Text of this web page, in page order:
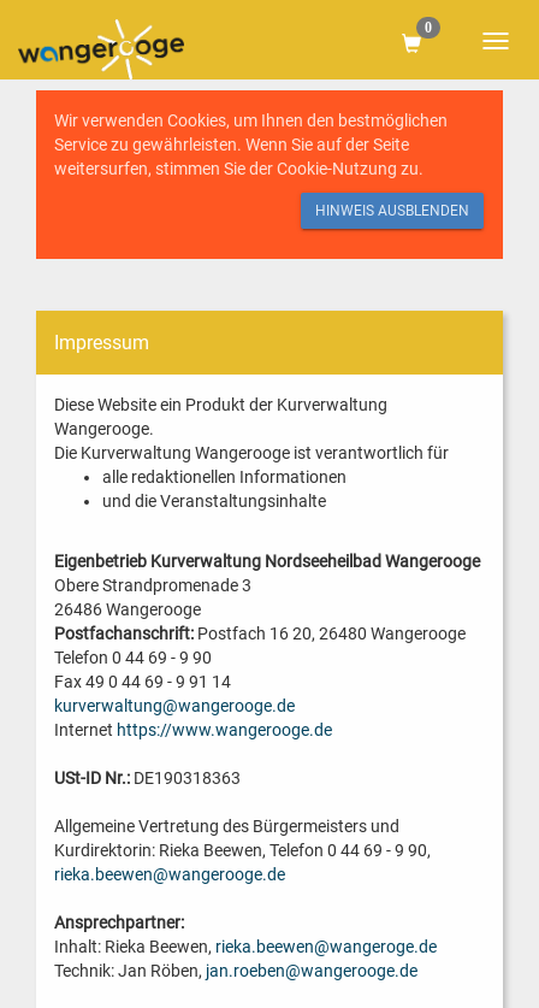
0
Wir verwenden Cookies, um Ihnen den bestmöglichen
Service zu gewährleisten. Wenn Sie auf der Seite
weitersurfen, stimmen Sie derCookie-Nutzung zu.
HINWEIS AUSBLENDEN
Impressum
Diese Website ein Produkt der Kurverwaltung
Wangerooge.
Die Kurverwaltung Wangerooge ist verantwortlich für
alle redaktionellen Informationen
und die Veranstaltungsinhalte
Eigenbetrieb Kurverwaltung Nordseeheilbad Wangerooge
Obere Strandpromenade 3
26486 Wangerooge
Postfachanschrift: Postfach 16 20, 26480 Wangerooge
Telefon 0 44 69 - 9 90
Fax 49 0 44 69 - 9 91 14
kurverwaltung@wangerooge.de
Internet https://www.wangerooge.de
USt-ID Nr.: DE190318363
Allgemeine Vertretung des Bürgermeisters und
Kurdirektorin: Rieka Beewen, Telefon 0 44 69 - 9 90,
rieka.beewen@wangerooge.de
Ansprechpartner:
Inhalt: Rieka Beewen, rieka.beewen@wangeroge.de
Technik: Jan Röben, jan.roeben@wangerooge.de